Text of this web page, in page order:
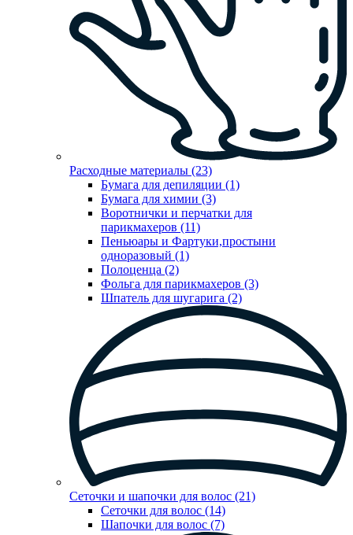
Расходные материалы (23)
Бумага для депиляции (1)
Бумага для химии (3)
Воротнички и перчатки для
парикмахеров (11)
Пеньюары и Фартуки,простыни
одноразовый (1)
Полоценца (2)
Фольга для парикмахеров (3)
Шпатель для шугарига (2)
Сеточки и шапочки для волос (21)
Сеточки для волос (14)
Шапочки для волос (7)